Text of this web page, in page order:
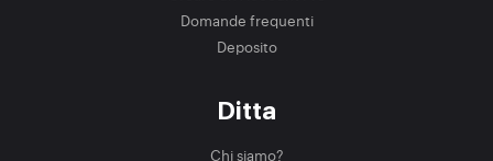
Domande frequenti
Deposito
Ditta
Chi siamo?